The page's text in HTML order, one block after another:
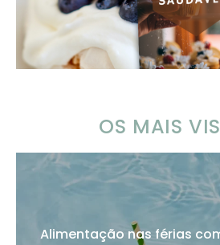
OS MAIS
Alimentação nas férias